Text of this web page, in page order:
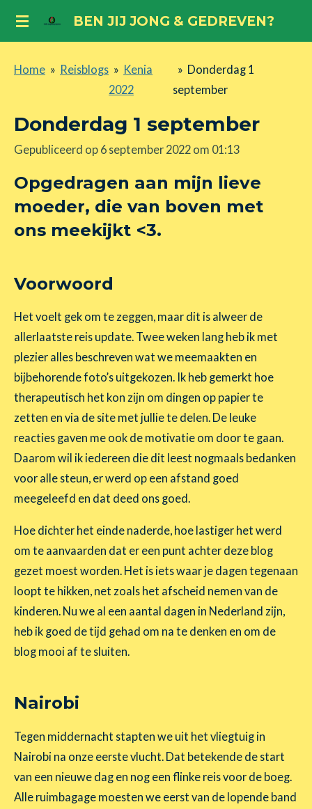
Ga
de
BEN JIJ JONG & GEDREVEN?
Home » Reisblogs » Kenia
2022
» Donderdag 1
september
Donderdag 1 september
Gepubliceerd op 6 september 2022 om 01:13
Opgedragen aan mijn lieve
moeder, die van boven met
ons meekijkt <3.
Voorwoord
Het voelt gek om te zeggen, maar dit is alweer de
allerlaatste reis update. Twee weken lang heb ik met
plezier alles beschreven wat we meemaakten en
bijbehorende foto’s uitgekozen. Ik heb gemerkt hoe
therapeutisch het kon zijn om dingen op papier te
zetten en via de site met jullie te delen. De leuke
reacties gaven me ook de motivatie om door te gaan.
Daarom wil ik iedereen die dit leest nogmaals bedanken
voor alle steun, er werd op een afstand goed
meegeleefd en dat deed ons goed.
Hoe dichter het einde naderde, hoe lastiger het werd
om te aanvaarden dat er een punt achter deze blog
gezet moest worden. Het is iets waar je dagen tegenaan
loopt te hikken, net zoals het afscheid nemen van de
kinderen. Nu we al een aantal dagen in Nederland zijn,
heb ik goed de tijd gehad om na te denken en om de
blog mooi af te sluiten.
Nairobi
Tegen middernacht stapten we uit het vliegtuig in
Nairobi na onze eerste vlucht. Dat betekende de start
van een nieuwe dag en nog een flinke reis voor de boeg.
Alle ruimbagage moesten we eerst van de lopende band